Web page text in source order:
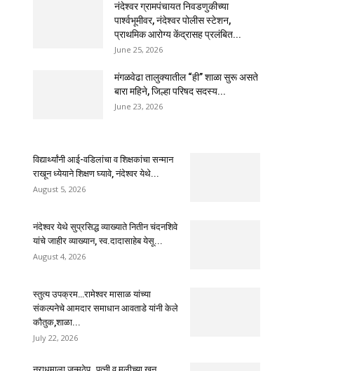
नंदेश्वर ग्रामपंचायत निवडणुकीच्या
पार्श्वभूमीवर, नंदेश्वर पोलीस स्टेशन,
प्राथमिक आरोग्य केंद्रासह प्रलंबित...
June 25, 2026
मंगळवेढा तालुक्यातील “ही” शाळा सुरू असते
बारा महिने, जिल्हा परिषद सदस्य...
June 23, 2026
विद्यार्थ्यांनी आई-वडिलांचा व शिक्षकांचा सन्मान
राखून ध्येयाने शिक्षण घ्यावे, नंदेश्वर येथे...
August 5, 2026
नंदेश्वर येथे सुप्रसिद्ध व्याख्याते नितीन चंदनशिवे
यांचे जाहीर व्याख्यान, स्व.दादासाहेब येसू...
August 4, 2026
स्तुत्य उपक्रम…रामेश्वर मासाळ यांच्या
संकल्पनेचे आमदार समाधान आवताडे यांनी केले
कौतुक,शाळा...
July 22, 2026